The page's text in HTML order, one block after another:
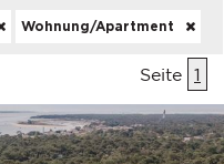
Wohnung/Apartment
Seite 1